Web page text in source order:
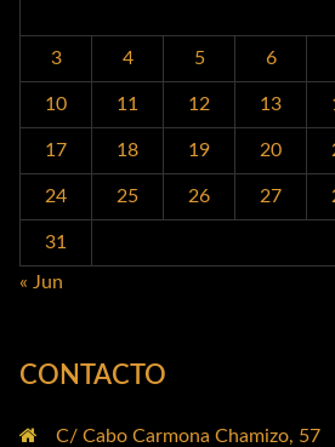
3 4 5 6
10 11 12 13
17 18 19 20
24 25 26 27
31
« Jun
CONTACTO
C/ Cabo Carmona Chamizo, 57